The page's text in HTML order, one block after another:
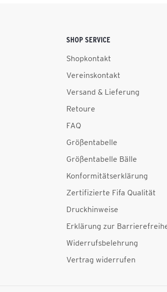
SHOP SERVICE
Shopkontakt
Vereinskontakt
Versand & Lieferung
Retoure
FAQ
Größentabelle
Größentabelle Bälle
Konformitätserklärung
Zertifizierte Fifa Qualität
Druckhinweise
Erklärung zur
Widerrufsbelehrung
Vertrag widerrufen